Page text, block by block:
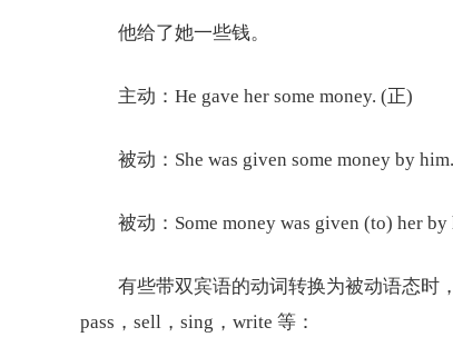
他给了她一些钱。
主动：He gave her some money. (正)
被动：She was given some money by
被动：Some money was given (to) her by
有些带双宾语的动词转换为被动语态时，
pass，sell，sing，write 等：